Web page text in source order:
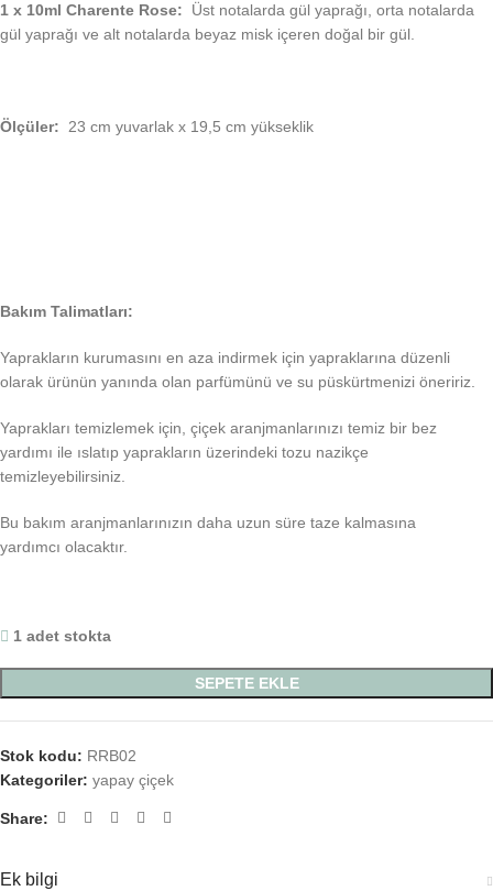
1 x 10ml Charente Rose: Üst notalarda gül yaprağı, orta notalarda
gül yaprağı ve alt notalarda beyaz misk içeren doğal bir gül.
Ölçüler: 23 cm yuvarlak x 19,5 cm yükseklik
Bakım Talimatları:
Yaprakların kurumasını en aza indirmek için yapraklarına düzenli
olarak ürünün yanında olan parfümünü ve su püskürtmenizi öneririz.
Yaprakları temizlemek için, çiçek aranjmanlarınızı temiz bir bez
yardımı ile ıslatıp yaprakların üzerindeki tozu nazikçe
temizleyebilirsiniz.
Bu bakım aranjmanlarınızın daha uzun süre taze kalmasına
yardımcı olacaktır.
1 adet stokta
SEPETE EKLE
Stok kodu: RRB02
Kategoriler: yapay çiçek
Share:
Ek bilgi